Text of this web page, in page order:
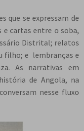
que se expressam de
e cartas entre o soba,
Distrital; relatos
filho; e lembranças e
As narrativas em
de Angola, na
nesse fluxo